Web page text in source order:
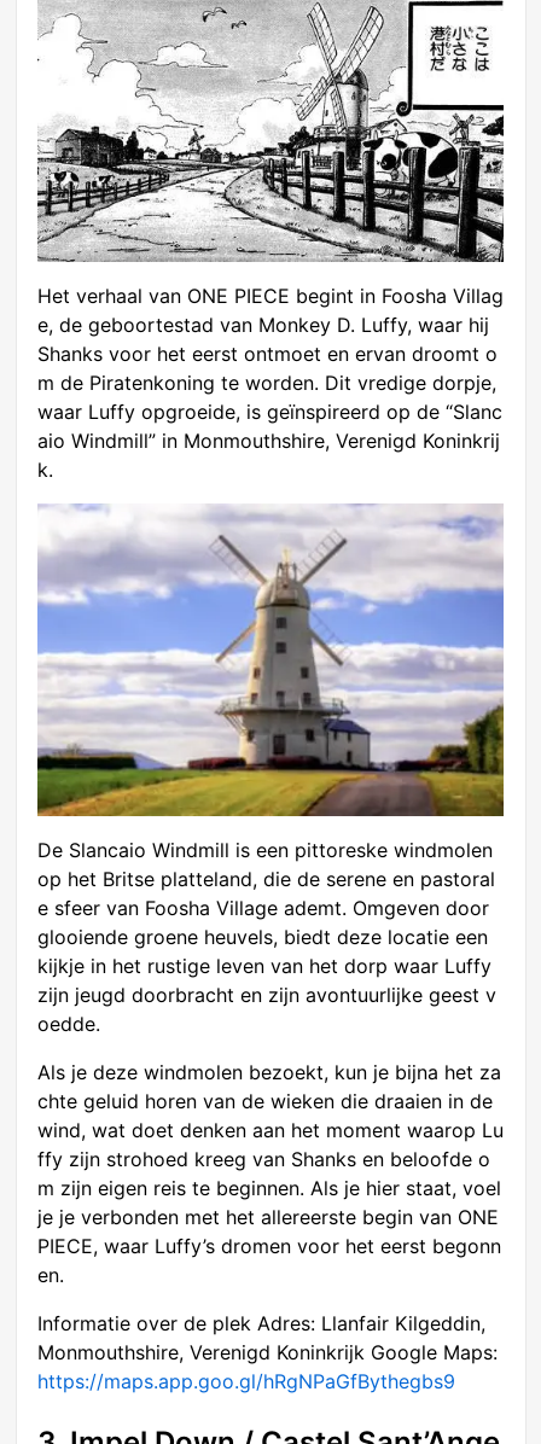
Het verhaal van ONE PIECE begint in Foosha Villag
e, de geboortestad van Monkey D. Luffy, waar hij
Shanks voor het eerst ontmoet en ervan droomt o
m de Piratenkoning te worden. Dit vredige dorpje,
waar Luffy opgroeide, is geïnspireerd op de “Slanc
aio Windmill” in Monmouthshire, Verenigd Koninkrij
k.
De Slancaio Windmill is een pittoreske windmolen
op het Britse platteland, die de serene en pastoral
e sfeer van Foosha Village ademt. Omgeven door
glooiende groene heuvels, biedt deze locatie een
kijkje in het rustige leven van het dorp waar Luffy
zijn jeugd doorbracht en zijn avontuurlijke geest v
oedde.
Als je deze windmolen bezoekt, kun je bijna het za
chte geluid horen van de wieken die draaien in de
wind, wat doet denken aan het moment waarop Lu
ffy zijn strohoed kreeg van Shanks en beloofde o
m zijn eigen reis te beginnen. Als je hier staat, voel
je je verbonden met het allereerste begin van ONE
PIECE, waar Luffy’s dromen voor het eerst begonn
en.
Informatie over de plek Adres: Llanfair Kilgeddin,
Monmouthshire, Verenigd Koninkrijk Google Maps:
https://maps.app.goo.gl/hRgNPaGfBythegbs9